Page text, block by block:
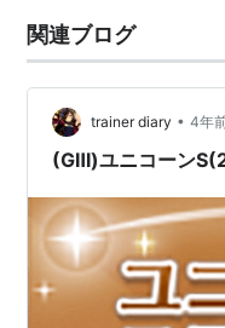
関連ブログ
trainer diary • 4年
(GⅢ)ユニコーン